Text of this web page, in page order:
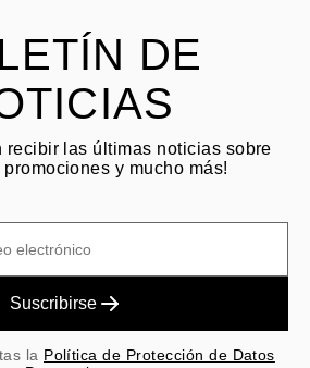
DE
recibir las últimas noticias sobre
y mucho más!
Suscribirse
la Política de Protección de Datos